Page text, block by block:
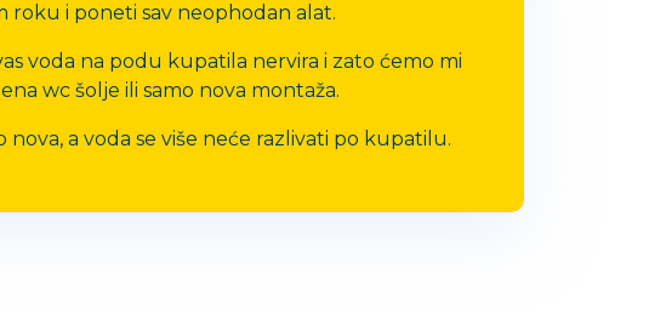
roku i poneti sav neophodan alat.
voda na podu kupatila nervira i zato ćemo mi
wc šolje ili samo nova montaža.
a voda se više neće razlivati po kupatilu.